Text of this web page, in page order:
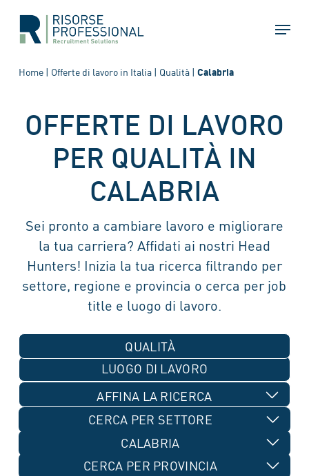
main
content
Menu
Home| Offerte di lavoro in Italia| Qualità| Calabria
OFFERTE DI LAVORO
PER QUALITÀ IN
CALABRIA
Sei pronto a cambiare lavoro e migliorare
la tua carriera? Affidati ai nostri Head
Hunters! Inizia la tua ricerca filtrando per
settore, regione e provincia o cerca per job
title e luogo di lavoro.
QUALITÀ
AFFINA LA RICERCA
CERCA PER SETTORE
CALABRIA
CERCA PER PROVINCIA